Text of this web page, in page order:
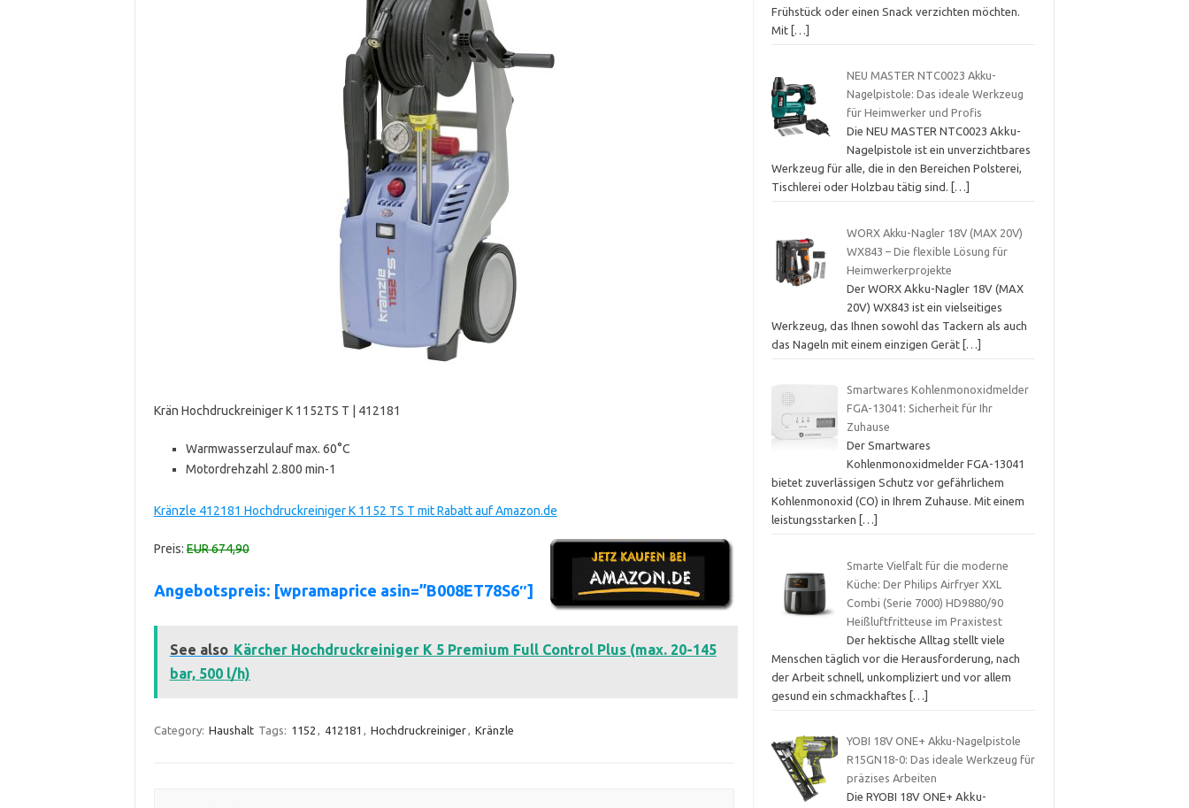
Krän Hochdruckreiniger K 1152TS T | 412181
Warmwasserzulauf max. 60°C
Motordrehzahl 2.800 min-1
Kränzle 412181 Hochdruckreiniger K 1152 TS T mit Rabatt auf Amazon.de
Preis:EUR 674,90
Angebotspreis: [wpramaprice asin=”B008ET78S6″]
See also Kärcher Hochdruckreiniger K 5 Premium Full Control Plus (max. 20-145
bar, 500 l/h)
Category: Haushalt Tags: 1152 , 412181 , Hochdruckreiniger, Kränzle
Frühstück oder einen Snack verzichten möchten.
Mit […]
NEU MASTER NTC0023 Akku-
Nagelpistole: Das ideale Werkzeug
für Heimwerker und Profis
Die NEU MASTER NTC0023 Akku-
Nagelpistole ist ein unverzichtbares
Werkzeug für alle, die in den Bereichen Polsterei,
Tischlerei oder Holzbau tätig sind.
[…]
WORX Akku-Nagler 18V (MAX 20V)
WX843 – Die flexible Lösung für
Heimwerkerprojekte
Der WORX Akku-Nagler 18V (MAX
20V) WX843 ist ein vielseitiges
Werkzeug, das Ihnen sowohl das Tackern als auch
das Nageln mit einem einzigen Gerät […]
Smartwares Kohlenmonoxidmelder
FGA-13041: Sicherheit für Ihr
Zuhause
Der Smartwares
Kohlenmonoxidmelder FGA-13041
bietet zuverlässigen Schutz vor gefährlichem
Kohlenmonoxid (CO) in Ihrem Zuhause. Mit einem
leistungsstarken
[…]
Smarte Vielfalt für die moderne
Küche: Der Philips Airfryer XXL
Combi (Serie 7000) HD9880/90
Heißluftfritteuse im Praxistest
Der hektische Alltag stellt viele
Menschen täglich vor die Herausforderung, nach
der Arbeit schnell, unkompliziert und vor allem
gesund ein schmackhaftes
[…]
YOBI 18V ONE+ Akku-Nagelpistole
R15GN18-0: Das ideale Werkzeug für
präzises Arbeiten
Die RYOBI 18V ONE+ Akku-